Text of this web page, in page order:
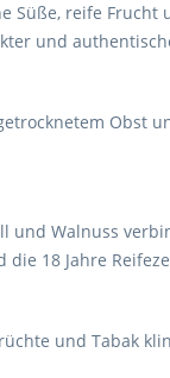
Süße, reife
und
Obst
und Walnuss
18 Jahre
und Tabak